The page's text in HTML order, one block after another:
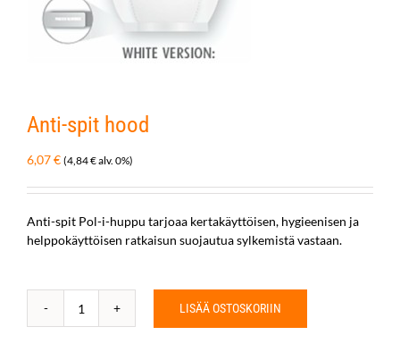
Anti-spit hood
6,07€ (4,84€alv. 0%)
Anti-spit Pol-i-huppu tarjoaa kertakäyttöisen, hygieenisen ja
helppokäyttöisen ratkaisun suojautua sylkemistä vastaan.
Anti-
LISÄÄ OSTOSKORIIN